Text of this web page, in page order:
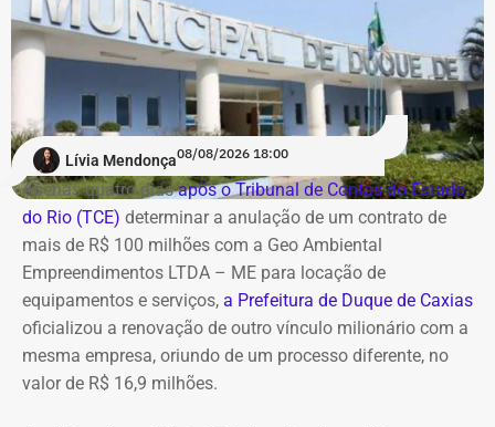
interesses da companhia. Segundo o documento, esse
cenário expõe os diretores a potenciais represálias,
tornando necessária a utilização de veículos blindados.
A contratação ocorre em meio ao endurecimento das
ações de compliance da companhia, que recentemente
reforçou auditorias internas em parceria com o GSI e a
Casa Civil.
A empresa também destaca que não possui SUVs
blindados em sua frota própria, razão pela qual optou
pela locação dos veículos por meio de adesão à ata do
GSI.
Os veículos serão destinados exclusivamente aos
Lívia Mendonça08/08/2026 18:00
Apenas quatro diasapós o Tribunal de Contas do Estado
do Rio (TCE) determinar a anulação de um contrato de
mais de R$ 100 milhões com a Geo Ambiental
Empreendimentos LTDA – ME para locação de
equipamentos e serviços, a Prefeitura de Duque de Caxias
oficializou a renovação de outro vínculo milionário com a
mesma empresa, oriundo de um processo diferente, no
valor de R$ 16,9 milhões.